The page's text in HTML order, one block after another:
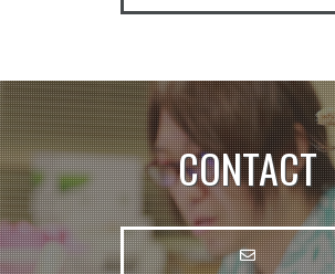
CONTACT